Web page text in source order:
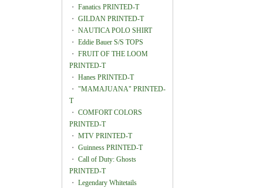
・ Fanatics PRINTED-T
・ GILDAN PRINTED-T
・ NAUTICA POLO SHIRT
・ Eddie Bauer S/S TOPS
・ FRUIT OF THE LOOM
PRINTED-T
・ Hanes PRINTED-T
・ "MAMAJUANA" PRINTED-
T
・ COMFORT COLORS
PRINTED-T
・ MTV PRINTED-T
・ Guinness PRINTED-T
・ Call of Duty: Ghosts
PRINTED-T
・ Legendary Whitetails